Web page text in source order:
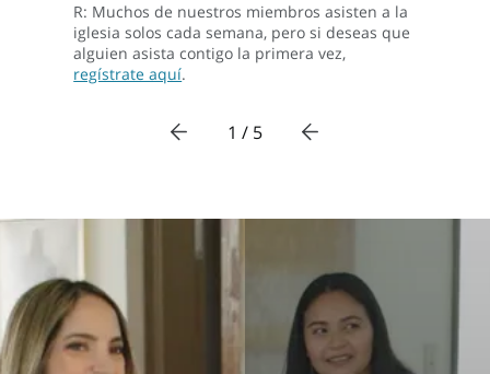
R: Muchos de nuestros miembros asisten a la
iglesia solos cada semana, pero si deseas que
alguien asista contigo la primera vez,
regístrate aquí.
1 / 5